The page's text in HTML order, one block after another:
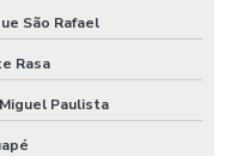
facial para condomínio
facial
São Rafael
Rasa
Paulista